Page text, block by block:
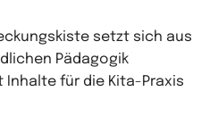
setzt sich aus
Pädagogik
für die Kita-Praxis